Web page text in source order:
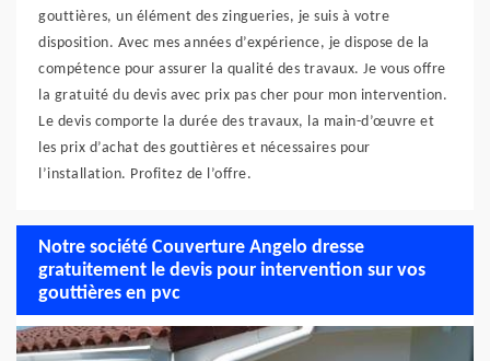
gouttières, un élément des zingueries, je suis à votre
disposition. Avec mes années d’expérience, je dispose de la
compétence pour assurer la qualité des travaux. Je vous offre
la gratuité du devis avec prix pas cher pour mon intervention.
Le devis comporte la durée des travaux, la main-d’œuvre et
les prix d’achat des gouttières et nécessaires pour
l’installation. Profitez de l’offre.
Notre société Couverture Angelo dresse
gratuitement le devis pour intervention sur vos
gouttières en pvc